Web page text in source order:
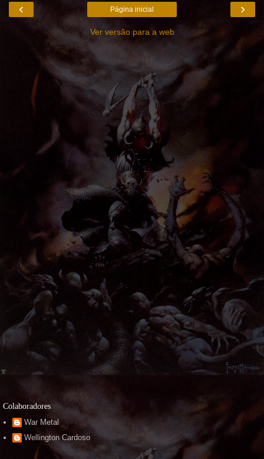
‹ ›
Página inicial
Ver versão para a web
Colaboradores
War Metal
Wellington Cardoso